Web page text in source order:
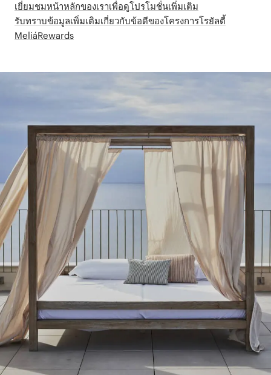
เยี่ยมชมหน้าหลักของเราเพื่อดูโปรโมชั่นเพิ่มเติม
รับทราบข้อมูลเพิ่มเติมเกี่ยวกับข้อดีของโครงการโรยัลตี้
MeliáRewards